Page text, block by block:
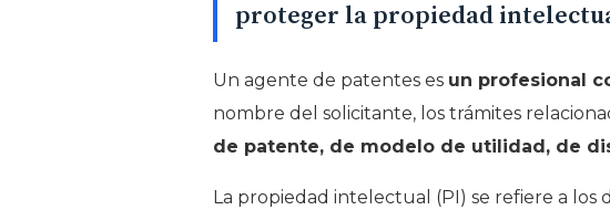
proteger la propiedad
Un agente de patentes es un profesional
nombre del solicitante, los trámites
de patente, de modelo de utilidad, de
La propiedad intelectual (PI) se refiere a los